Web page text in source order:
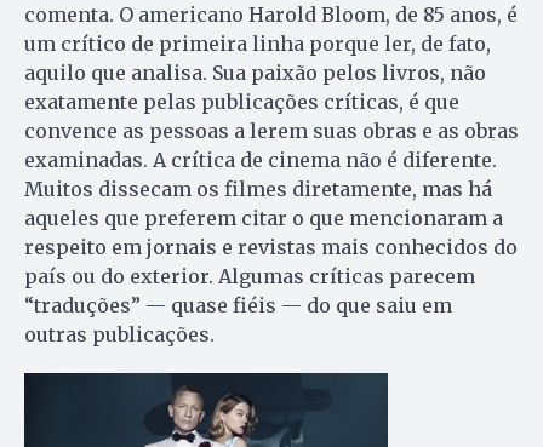
comenta. O americano Harold Bloom, de 85 anos, é
um crítico de primeira linha porque ler, de fato,
aquilo que analisa. Sua paixão pelos livros, não
exatamente pelas publicações críticas, é que
convence as pessoas a lerem suas obras e as obras
examinadas. A crítica de cinema não é diferente.
Muitos dissecam os filmes diretamente, mas há
aqueles que preferem citar o que mencionaram a
respeito em jornais e revistas mais conhecidos do
país ou do exterior. Algumas críticas parecem
“traduções” — quase fiéis — do que saiu em
outras publicações.